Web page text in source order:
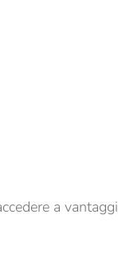
a vantaggi